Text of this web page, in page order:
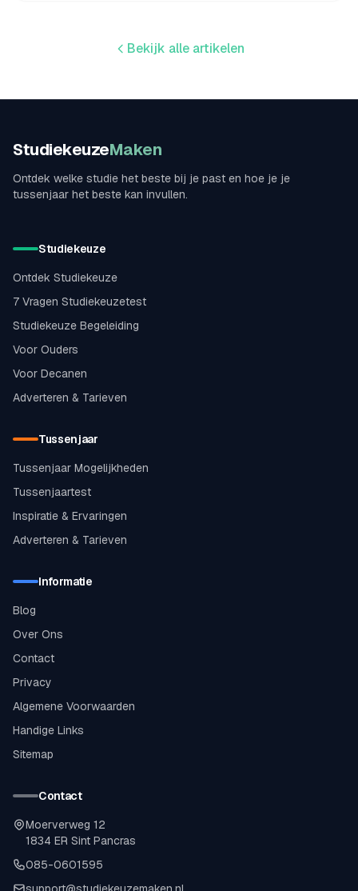
Bekijk alle artikelen
StudiekeuzeMaken
Ontdek welke studie het beste bij je past en hoe je je
tussenjaar het beste kan invullen.
Studiekeuze
Ontdek Studiekeuze
7 Vragen Studiekeuzetest
Studiekeuze Begeleiding
Voor Ouders
Voor Decanen
Adverteren & Tarieven
Tussenjaar
Tussenjaar Mogelijkheden
Tussenjaartest
Inspiratie & Ervaringen
Adverteren & Tarieven
Informatie
Blog
Over Ons
Contact
Privacy
Algemene Voorwaarden
Handige Links
Sitemap
Contact
Moerverweg 12
1834 ER Sint Pancras
085-0601595